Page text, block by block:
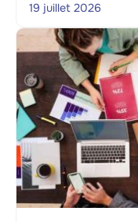
19 juillet 2026